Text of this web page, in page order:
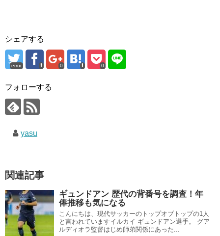
シェアする
error 0 0
フォローする
yasu
関連記事
ギュンドアン 歴代の背番号を調査！年
俸推移も気になる
こんにちは、現代サッカーのトップオブトップの1人
と言われていますイルカイ ギュンドアン選手。 グア
ルディオラ監督はじめ師弟関係にあった...